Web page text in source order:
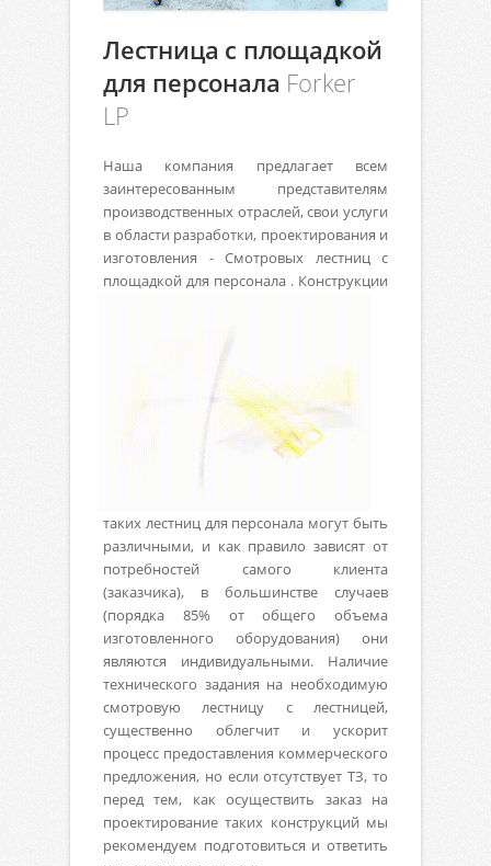
Лестница с площадкой
для персонала Forker
LP
Наша компания предлагает всем
заинтересованным представителям
производственных отраслей, свои услуги
в области разработки, проектирования и
изготовления - Смотровых лестниц с
площадкой для персонала . Конструкции
таких лестниц для персонала могут быть
различными, и как правило зависят от
потребностей самого клиента
(заказчика), в большинстве случаев
(порядка 85% от общего объема
изготовленного оборудования) они
являются индивидуальными. Наличие
технического задания на необходимую
смотровую лестницу с лестницей,
существенно облегчит и ускорит
процесс предоставления коммерческого
предложения, но если отсутствует ТЗ, то
перед тем, как осуществить заказ на
проектирование таких конструкций мы
рекомендуем подготовиться и ответить